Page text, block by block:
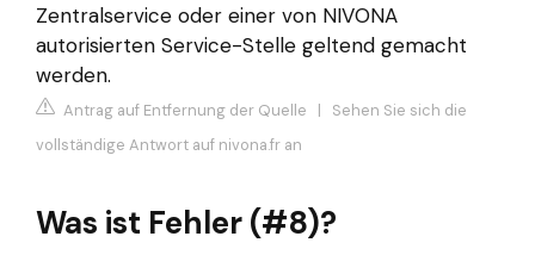
Zentralservice oder einer von NIVONA
autorisierten Service-Stelle geltend gemacht
werden.
Antrag auf Entfernung der Quelle | Sehen Sie sich die
vollständige Antwort auf nivona.fr an
Was ist Fehler (#8)?